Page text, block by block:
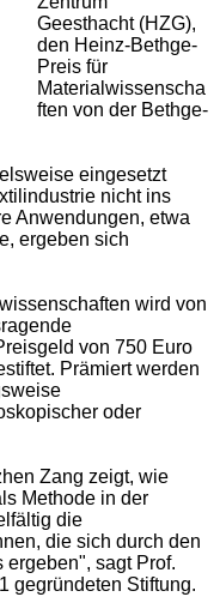
Geesthacht (HZG),
den Heinz-Bethge-
Preis für
Materialwissenscha
ften von der Bethge-
eingesetzt
nicht ins
Anwendungen, etwa
ergeben sich
wird von
von 750 Euro
Prämiert werden
oder
Zang zeigt, wie
Methode in der
die
die sich durch den
ergeben", sagt Prof.
gegründeten Stiftung.